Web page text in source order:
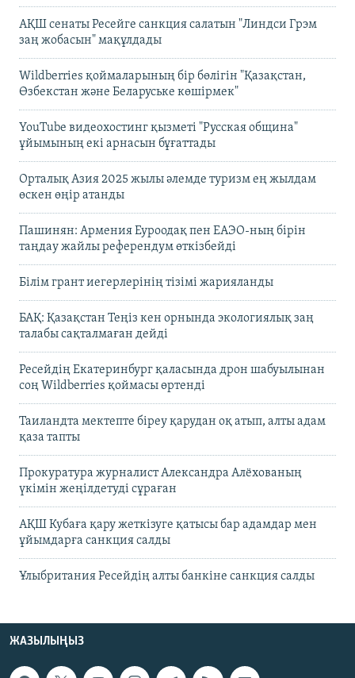
АҚШ сенаты Ресейге санкция салатын "Линдси Грэм
заң жобасын" мақұлдады
Wildberries қоймаларының бір бөлігін "Қазақстан,
Өзбекстан және Беларуське көшірмек"
YouTube видеохостинг қызметі "Русская община"
ұйымының екі арнасын бұғаттады
Орталық Азия 2025 жылы әлемде туризм ең жылдам
өскен өңір атанды
Пашинян: Армения Еуроодақ пен ЕАЭО-ның бірін
таңдау жайлы референдум өткізбейді
Білім грант иегерлерінің тізімі жарияланды
БАҚ: Қазақстан Теңіз кен орнында экологиялық заң
талабы сақталмаған дейді
Ресейдің Екатеринбург қаласында дрон шабуылынан
соң Wildberries қоймасы өртенді
Таиландта мектепте біреу қарудан оқ атып, алты адам
қаза тапты
Прокуратура журналист Александра Алёхованың
үкімін жеңілдетуді сұраған
АҚШ Кубаға қару жеткізуге қатысы бар адамдар мен
ұйымдарға санкция салды
Ұлыбритания Ресейдің алты банкіне санкция салды
ЖАЗЫЛЫҢЫЗ